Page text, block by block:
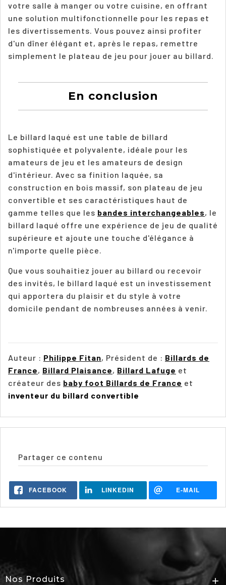
votre salle à manger ou votre cuisine, en offrant
une solution multifonctionnelle pour les repas et
les divertissements. Vous pouvez ainsi profiter
d'un dîner élégant et, après le repas, remettre
simplement le plateau de jeu pour jouer au billard.
En conclusion
Le billard laqué est une table de billard
sophistiquée et polyvalente, idéale pour les
amateurs de jeu et les amateurs de design
d'intérieur. Avec sa finition laquée, sa
construction en bois massif, son plateau de jeu
convertible et ses caractéristiques haut de
gamme telles que les bandes interchangeables, le
billard laqué offre une expérience de jeu de qualité
supérieure et ajoute une touche d'élégance à
n'importe quelle pièce.
Que vous souhaitiez jouer au billard ou recevoir
des invités, le billard laqué est un investissement
qui apportera du plaisir et du style à votre
domicile pendant de nombreuses années à venir.
Auteur : Philippe Fitan, Président de : Billards de
France, Billard Plaisance, Billard Lafuge et
créateur des baby foot Billards de France et
inventeur du billard convertible
Partager ce contenu
FACEBOOK LINKEDIN E-MAIL
Nos Produits 